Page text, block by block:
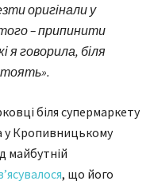
оригінали у
– припинити
я говорила, біля
біля супермаркету
у Кропивницькому
майбутній
, що його